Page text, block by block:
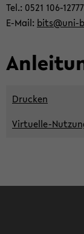
Tel.: 0521 106-​12777
E-​Mail: bits@uni-​
Dru­cken
Virtuelle-​